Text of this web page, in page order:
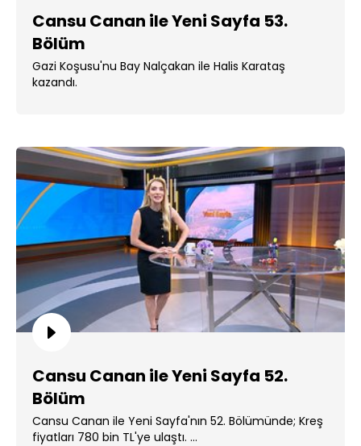
Cansu Canan ile Yeni Sayfa 53.
Bölüm
Gazi Koşusu'nu Bay Nalçakan ile Halis Karataş
kazandı.
Cansu Canan ile Yeni Sayfa 52.
Bölüm
Cansu Canan ile Yeni Sayfa'nın 52. Bölümünde; Kreş
fiyatları 780 bin TL'ye ulaştı. ...